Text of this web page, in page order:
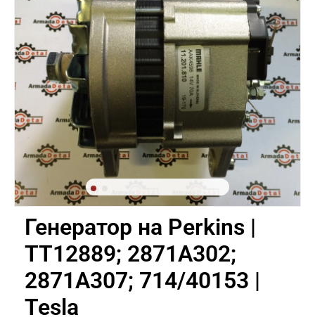
Генератор на Perkins |
TT12889; 2871A302;
2871A307; 714/40153 |
Tesla